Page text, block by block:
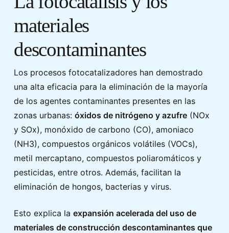
materiales
descontaminantes
Los procesos fotocatalizadores han demostrado
una alta eficacia para la eliminación de la mayoría
de los agentes contaminantes presentes en las
zonas urbanas: óxidos de nitrógeno y azufre(NOx
y SOx), monóxido de carbono (CO), amoniaco
(NH3), compuestos orgánicos volátiles (VOCs),
metil mercaptano, compuestos poliaromáticos y
pesticidas, entre otros. Además, facilitan la
eliminación de hongos, bacterias y virus.
Esto explica la expansión acelerada del uso de
materiales de construcción descontaminantes que